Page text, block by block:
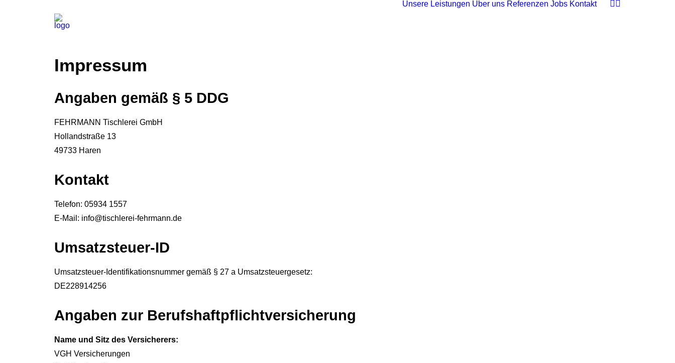
Unsere Leistungen Über uns Referenzen Jobs Kontakt
Impressum
Angaben gemäß § 5 DDG
FEHRMANN Tischlerei GmbH
Hollandstraße 13
49733 Haren
Kontakt
Telefon: 05934 1557
E-Mail: info@tischlerei-fehrmann.de
Umsatzsteuer-ID
Umsatzsteuer-Identifikationsnummer gemäß § 27 a Umsatzsteuergesetz:
DE228914256
Angaben zur Berufshaftpflichtversicherung
Name und Sitz des Versicherers:
VGH Versicherungen